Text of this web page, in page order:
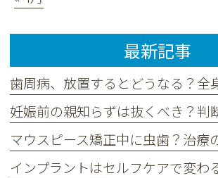
最新記事